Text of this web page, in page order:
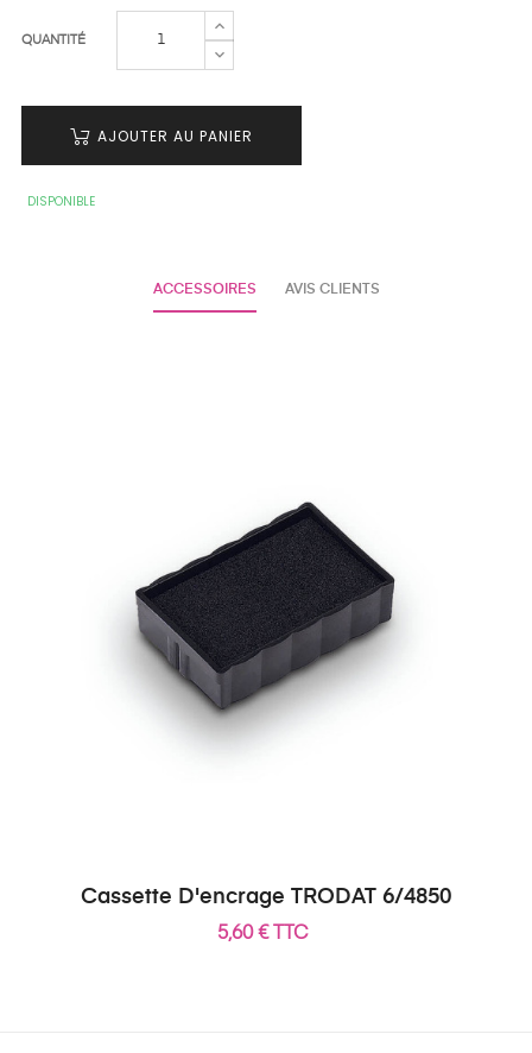
QUANTITÉ
AJOUTER AU PANIER
DISPONIBLE
ACCESSOIRES AVIS CLIENTS
Cassette D'encrage TRODAT 6/4850
5,60 € TTC